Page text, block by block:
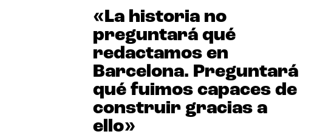
«La historia no
preguntará qué
redactamos en
Barcelona. Preguntará
qué fuimos capaces de
construir gracias a
ello»